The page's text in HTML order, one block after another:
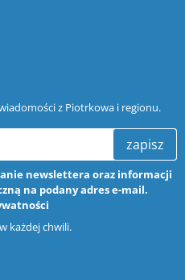
z Piotrkowa i regionu.
zapisz
newslettera oraz informacji
na podany adres e-mail.
każdej chwili.